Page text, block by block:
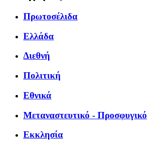
Πρωτοσέλιδα
Ελλάδα
Διεθνή
Πολιτική
Εθνικά
Μεταναστευτικό - Προσφυγικό
Εκκλησία